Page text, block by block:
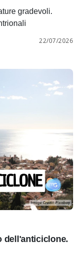
gradevoli.
22/07/2026
dell'anticiclone.